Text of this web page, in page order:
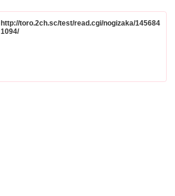
http://toro.2ch.sc/test/read.cgi/nogizaka/145684
1094/